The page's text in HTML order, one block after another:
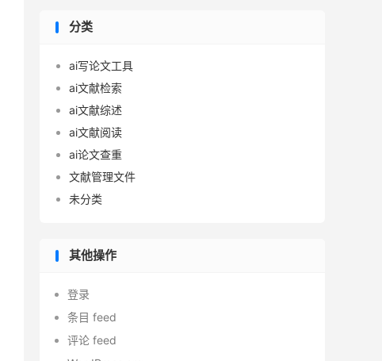
分类
ai写论文工具
ai文献检索
ai文献综述
ai文献阅读
ai论文查重
文献管理文件
未分类
其他操作
登录
条目 feed
评论 feed